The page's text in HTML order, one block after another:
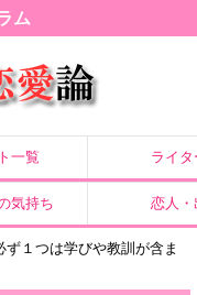
ム
一覧 ライ
気持ち 恋人・
１つは学びや教訓が含ま